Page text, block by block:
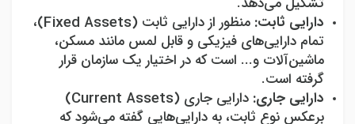
دارایی ثابت: منظور از دارایی ثابت (Fixed Assets)،
تمام دارایی‌های فیزیکی و قابل لمس مانند مسکن،
ماشین‌آلات و... است که در اختیار یک سازمان قرار
گرفته است.
دارایی جاری: دارایی جاری (Current Assets
)
برعکس نوع ثابت، به دارایی‌هایی گفته می‌شود که